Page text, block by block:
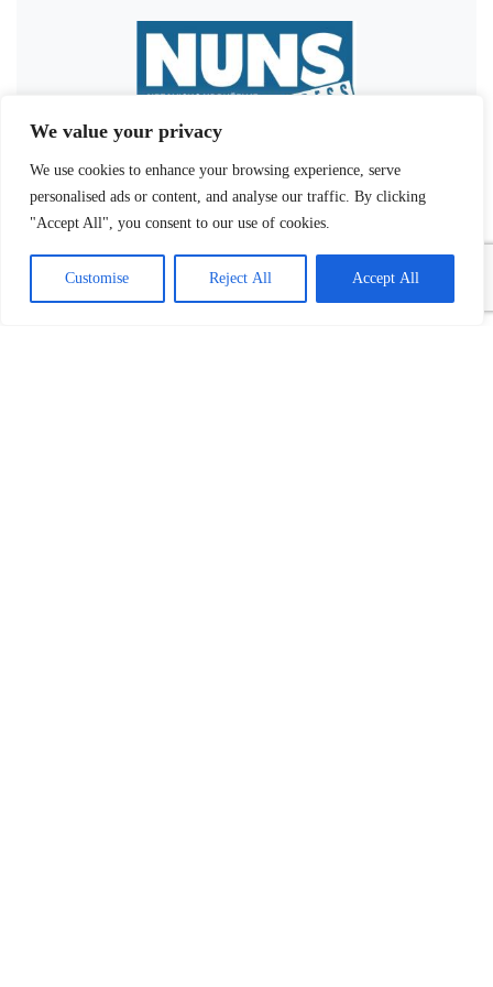
We value your privacy
We use cookies to enhance your browsing experience, serve
personalised ads or content, and analyse our traffic. By clicking
"Accept All", you consent to our use of cookies.
Customise Reject All Accept All